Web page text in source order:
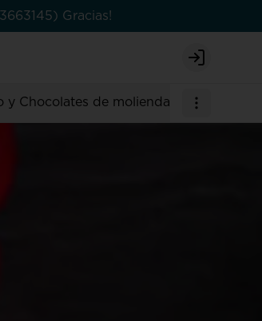
Gracias!
Login
y Chocolates de molienda Bebidas